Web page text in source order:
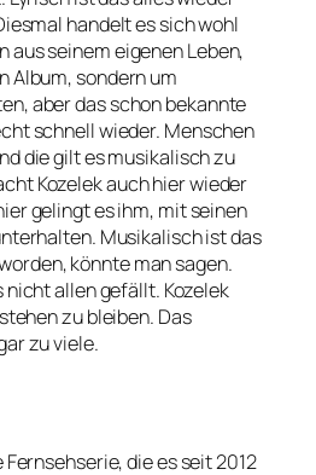
handelt es sich wohl
aus seinem eigenen Leben,
Album, sondern um
aber das schon bekannte
schnell wieder. Menschen
die gilt es musikalisch zu
Kozelek auch hier wieder
gelingt es ihm, mit seinen
Musikalisch ist das
könnte man sagen.
nicht allen gefällt. Kozelek
zu bleiben. Das
zu viele.
die es seit 2012